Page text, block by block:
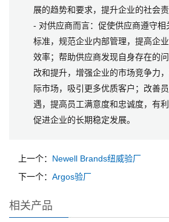
展的趋势和要求，提升企业的社会责
- 对供应商而言：促使供应商遵守相
标准，规范企业内部管理，提高企
效率；帮助供应商发现自身存在的
改和提升，增强企业的市场竞争力
际市场，吸引更多优质客户；改善
遇，提高员工满意度和忠诚度，有利
促进企业的长期稳定发展。
上一个： Newell Brands纽威验厂
下一个： Argos验厂
相关产品